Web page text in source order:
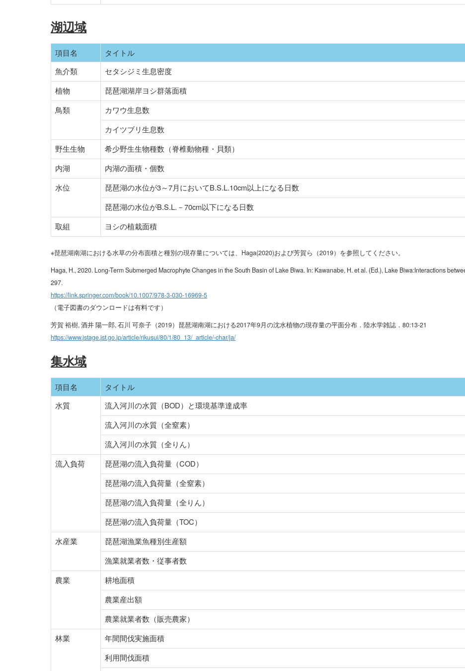
湖辺域
項目名 タイトル
魚介類
セタシジミ生息密度
植物
琵琶湖湖岸ヨシ群落面積
鳥類
カワウ生息数
カイツブリ生息数
野生生物
希少野生生物種数（脊椎動物種・貝類）
内湖
内湖の面積・個数
水位
琵琶湖の水位が3～7月においてB.S.L.10cm以上になる日数
琵琶湖の水位がB.S.L.－70cm以下になる日数
取組
ヨシの植栽面積
※琵琶湖南湖における水草の分布面積と種別の現存量については、Haga(2020)および芳賀ら（2019）を参照してください。
Haga, H., 2020. Long-Term Submerged Macrophyte Changes in the South Basin of Lake Biwa. In: Kawanabe, H. et al. (Ed.), Lake Biwa:Interactions
297.
https://link.springer.com/book/10.1007/978-3-030-16969-5
（電子図書のダウンロードは有料です）
芳賀 裕樹, 酒井 陽一郎, 石川 可奈子（2019）琵琶湖南湖における2017年9月の沈水植物の現存量の平面分布．陸水学雑誌．80:13-21
https://www.jstage.jst.go.jp/article/rikusui/80/1/80_13/_article/-char/ja/
集水域
項目名 タイトル
水質
流入河川の水質（BOD）と環境基準達成率
流入河川の水質（全窒素）
流入河川の水質（全りん）
流入負荷
琵琶湖の流入負荷量（COD）
琵琶湖の流入負荷量（全窒素）
琵琶湖の流入負荷量（全りん）
琵琶湖の流入負荷量（TOC）
水産業
琵琶湖漁業魚種別生産額
漁業就業者数・従事者数
農業
耕地面積
農業産出額
農業就業者数（販売農家）
林業
年間間伐実施面積
利用間伐面積